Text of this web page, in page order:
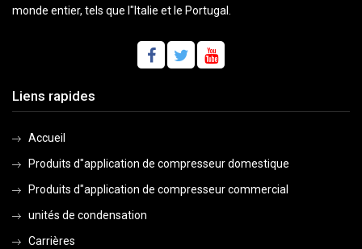
monde entier, tels que l"Italie et le Portugal.
Liens rapides
Accueil
Produits d"application de compresseur domestique
Produits d"application de compresseur commercial
unités de condensation
Carrières